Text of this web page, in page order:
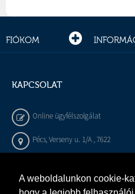
A weboldalunkon cookie-
FIÓKOM
KAPCSOLAT
Online ügyfélszolgálat
Pécs, Verseny u. 1/A , 7622
info@gepeszbolt.hu